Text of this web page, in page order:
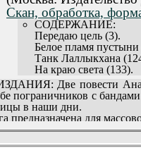
Глава 6. Артамонов
Глава 7. Тернии и
Часть третья.
Глава 1. Накануне
Глава 2.
Глава 3. По обе
Глава 4.
Глава 5. Глубокий
Глава 6. Переправа
Глава 7. Душевный
Глава 8. Ичан (356).
сюжет романа «Кара-
округа с
после перехода через
участник
сборнику рассказов
Скан, обработка,
СОДЕРЖАНИЕ:
Передаю цель (3).
Белое пламя пустыни
Танк Лаллыкхана
На краю света (133).
Две повести
пограничников с
в наши дни.
предназначена для